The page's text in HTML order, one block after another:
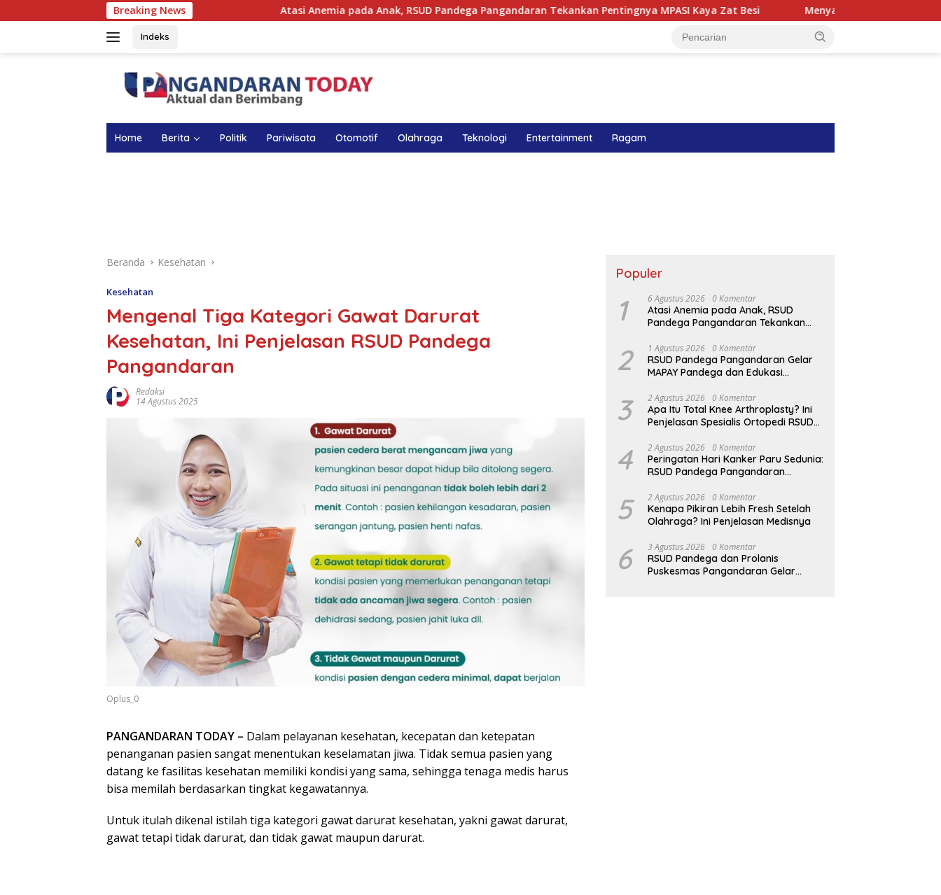
ke
Breaking NewsAtasi Anemia pada Anak, RSUD Pandega Pangandaran Tekankan Pentingnya MPASI Kaya Zat Besi Menyambung Harapan di Ruang Perinatologi:
Indeks
Home Berita Politik Pariwisata Otomotif Olahraga Teknologi Entertainment Ragam
Beranda Kesehatan
Kesehatan
Mengenal Tiga Kategori Gawat Darurat
Kesehatan, Ini Penjelasan RSUD Pandega
Pangandaran
Redaksi
14 Agustus 2025
Oplus_0
PANGANDARAN TODAY – Dalam pelayanan kesehatan, kecepatan dan ketepatan
penanganan pasien sangat menentukan keselamatan jiwa. Tidak semua pasien yang
datang ke fasilitas kesehatan memiliki kondisi yang sama, sehingga tenaga medis harus
bisa memilah berdasarkan tingkat kegawatannya.
Untuk itulah dikenal istilah tiga kategori gawat darurat kesehatan, yakni gawat darurat,
gawat tetapi tidak darurat, dan tidak gawat maupun darurat.
Populer
1 6 Agustus 2026 0 Komentar
Atasi Anemia pada Anak, RSUD
Pandega Pangandaran Tekankan
2 1 Agustus 2026 0 Komentar
RSUD Pandega Pangandaran Gelar
MAPAY Pandega dan Edukasi
3 2 Agustus 2026 0 Komentar
Apa Itu Total Knee Arthroplasty? Ini
Penjelasan Spesialis Ortopedi RSUD
4 2 Agustus 2026 0 Komentar
Peringatan Hari Kanker Paru Sedunia:
RSUD Pandega Pangandaran
5 2 Agustus 2026 0 Komentar
Kenapa Pikiran Lebih Fresh Setelah
Olahraga? Ini Penjelasan Medisnya
6 3 Agustus 2026 0 Komentar
RSUD Pandega dan Prolanis
Puskesmas Pangandaran Gelar